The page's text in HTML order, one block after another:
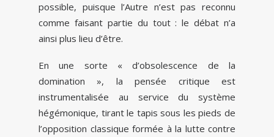
possible, puisque l’Autre n’est pas reconnu
comme faisant partie du tout : le débat n’a
ainsi plus lieu d’être.
En une sorte « d’obsolescence de la
domination », la pensée critique est
instrumentalisée au service du système
hégémonique, tirant le tapis sous les pieds de
l’opposition classique formée à la lutte contre